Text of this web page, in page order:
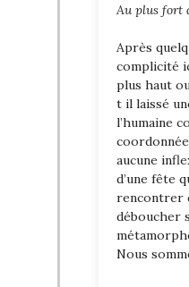
Au plus fort
Après
complicité
plus haut
t il laissé
l’humaine
aucune
d’une fête
rencontrer
déboucher
Nous